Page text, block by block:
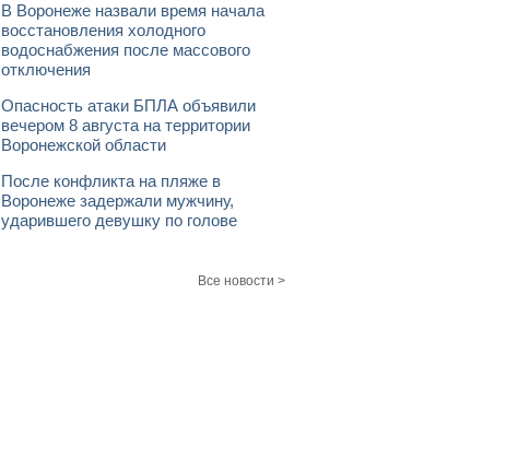
В Воронеже назвали время начала
восстановления холодного
водоснабжения после массового
отключения
Опасность атаки БПЛА объявили
вечером 8 августа на территории
Воронежской области
После конфликта на пляже в
Воронеже задержали мужчину,
ударившего девушку по голове
Все новости >